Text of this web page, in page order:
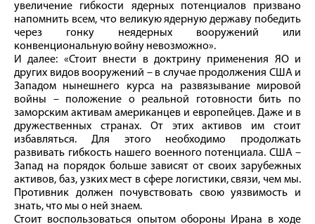
увеличение гибкости ядерных потенциалов призвано
напомнить всем, что великую ядерную державу победить
через гонку неядерных вооружений или
конвенциональную войну невозможно».
И далее: «Стоит внести в доктрину применения ЯО и
других видов вооружений – в случае продолжения США и
Западом нынешнего курса на развязывание мировой
войны – положение о реальной готовности бить по
заморским активам американцев и европейцев. Даже и в
дружественных странах. От этих активов им стоит
избавляться. Для этого необходимо продолжать
развивать гибкость нашего военного потенциала. США –
Запад на порядок больше зависят от своих зарубежных
активов, баз, узких мест в сфере логистики, связи, чем мы.
Противник должен почувствовать свою уязвимость и
знать, что мы о ней знаем.
Стоит воспользоваться опытом обороны Ирана в ходе